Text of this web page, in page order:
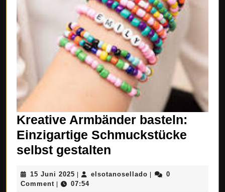
Kreative Armbänder basteln:
Einzigartige Schmuckstücke
selbst gestalten
basteln:
15 Juni 2025 15
Juni
elsotanosellado elsotanosellado
0
Comment
07:54